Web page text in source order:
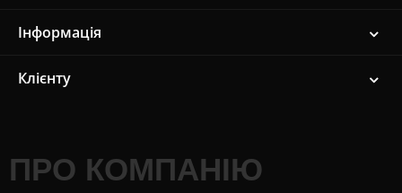
Інформація
Клієнту
ПРО КОМПАНІЮ